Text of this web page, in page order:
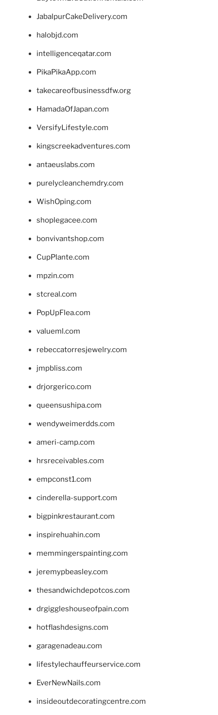
JabalpurCakeDelivery.com
halobjd.com
intelligenceqatar.com
PikaPikaApp.com
takecareofbusinessdfw.org
HamadaOfJapan.com
VersifyLifestyle.com
kingscreekadventures.com
antaeuslabs.com
purelycleanchemdry.com
WishOping.com
shoplegacee.com
bonvivantshop.com
CupPlante.com
mpzin.com
stcreal.com
PopUpFlea.com
valueml.com
rebeccatorresjewelry.com
jmpbliss.com
drjorgerico.com
queensushipa.com
wendyweimerdds.com
ameri-camp.com
hrsreceivables.com
empconst1.com
cinderella-support.com
bigpinkrestaurant.com
inspirehuahin.com
memmingerspainting.com
jeremypbeasley.com
thesandwichdepotcos.com
drgiggleshouseofpain.com
hotflashdesigns.com
garagenadeau.com
lifestylechauffeurservice.com
EverNewNails.com
insideoutdecoratingcentre.com